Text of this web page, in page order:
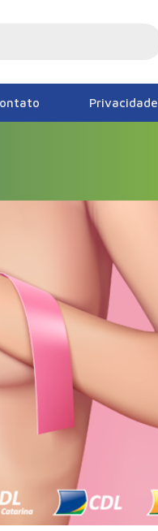
Privacidade